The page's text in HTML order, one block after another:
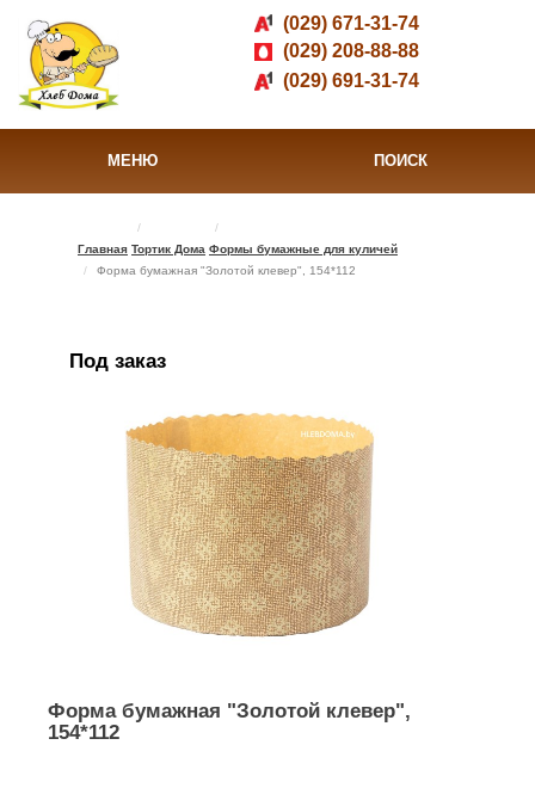
(029) 671-31-74
(029) 208-88-88
(029) 691-31-74
МЕНЮ ПОИСК
Главная Тортик Дома Формы бумажные для куличей
Форма бумажная "Золотой клевер", 154*112
Под заказ
Форма бумажная "Золотой клевер",
154*112